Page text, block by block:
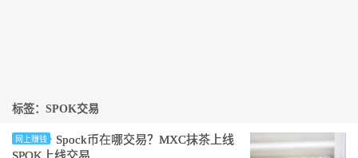
标签：SPOK交易
网上赚钱
Spock币在哪交易？MXC抹茶上线